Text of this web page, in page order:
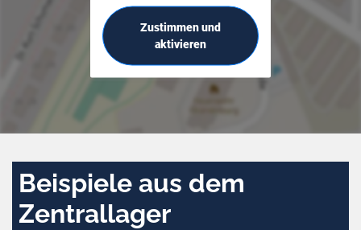
Zustimmen und
aktivieren
Beispiele aus dem
Zentrallager